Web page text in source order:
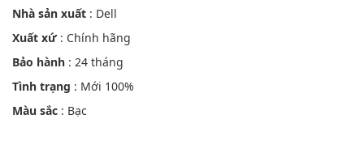
Nhà sản xuất : Dell
Xuất xứ: Chính hãng
Bảo hành : 24 tháng
Tình trạng : Mới 100%
Màu sắc : Bạc